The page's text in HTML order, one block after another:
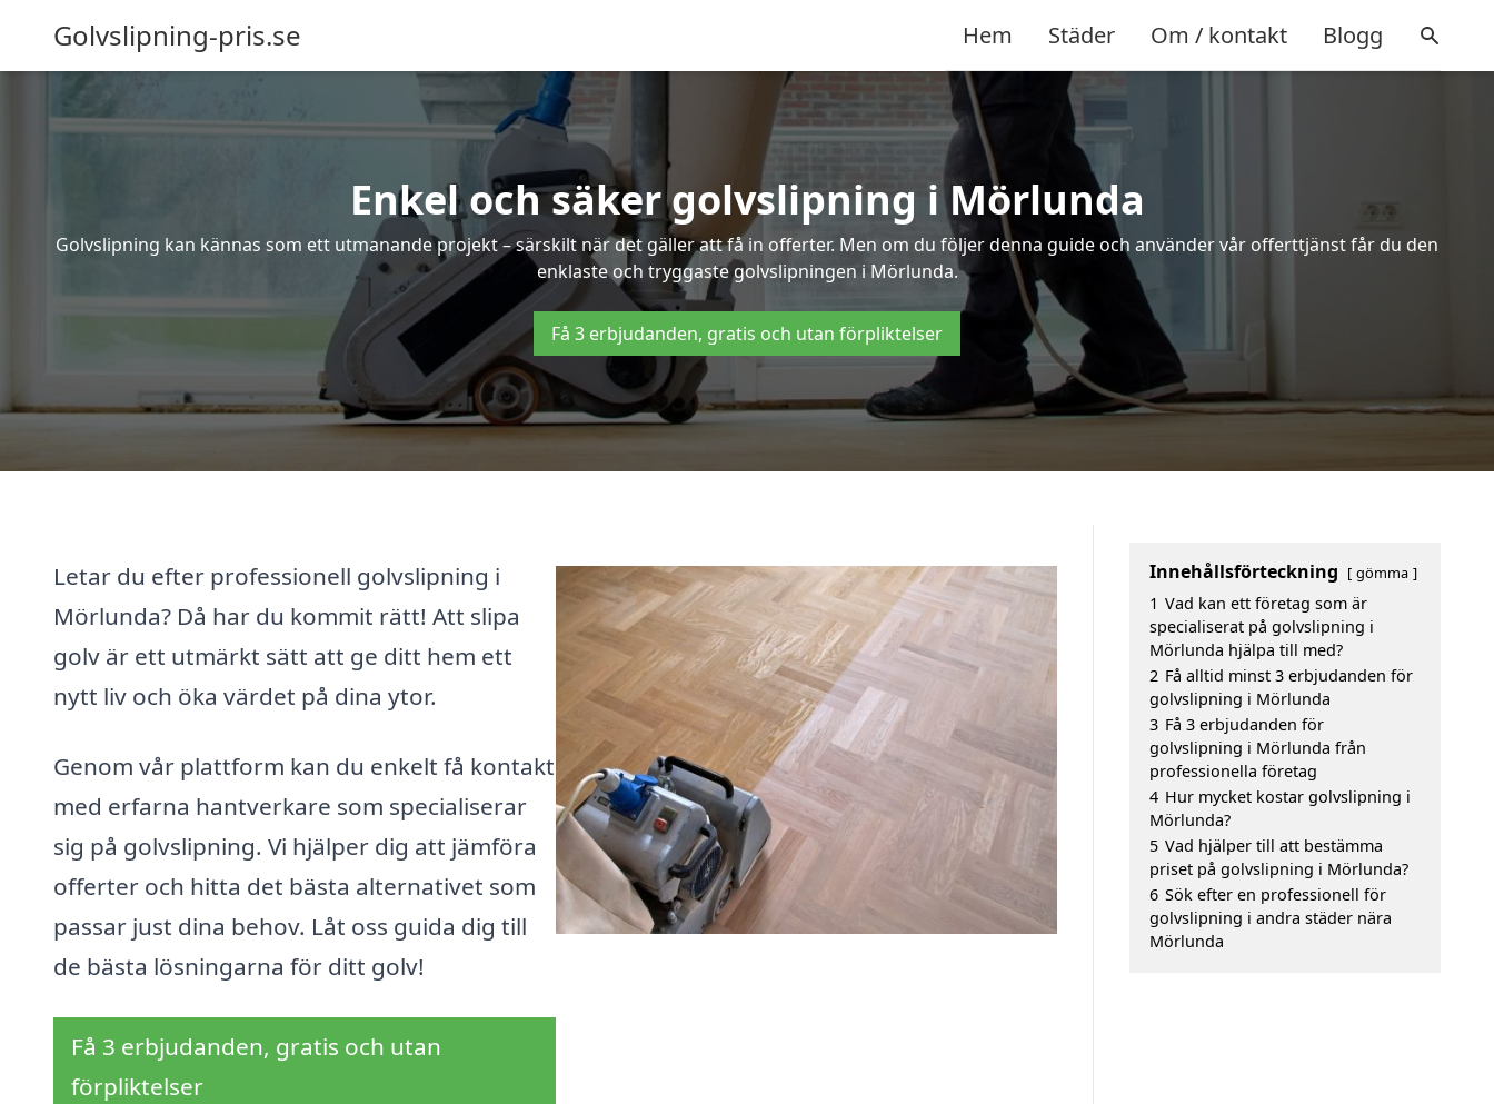
Golvslipning-pris.se Hem Städer Om / kontakt Blogg
Enkel och säker golvslipning i Mörlunda
Golvslipning kan kännas som ett utmanande projekt – särskilt när det gäller att få in offerter. Men om du följer denna guide och använder vår offerttjänst får du den
enklaste och tryggaste golvslipningen i Mörlunda.
Få 3 erbjudanden, gratis och utan förpliktelser
Letar du efter professionell golvslipning i
Mörlunda? Då har du kommit rätt! Att slipa
golv är ett utmärkt sätt att ge ditt hem ett
nytt liv och öka värdet på dina ytor.
Genom vår plattform kan du enkelt få kontakt
med erfarna hantverkare som specialiserar
sig på golvslipning. Vi hjälper dig att jämföra
offerter och hitta det bästa alternativet som
passar just dina behov. Låt oss guida dig till
de bästa lösningarna för ditt golv!
Få 3 erbjudanden, gratis och utan
förpliktelser
Innehållsförteckning gömma
1 Vad kan ett företag som är
specialiserat på golvslipning i
Mörlunda hjälpa till med?
2 Få alltid minst 3 erbjudanden för
golvslipning i Mörlunda
3 Få 3 erbjudanden för
golvslipning i Mörlunda från
professionella företag
4 Hur mycket kostar golvslipning i
Mörlunda?
5 Vad hjälper till att bestämma
priset på golvslipning i Mörlunda?
6 Sök efter en professionell för
golvslipning i andra städer nära
Mörlunda